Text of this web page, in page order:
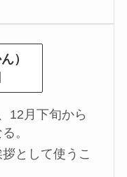
）
12月下旬から
。
として使うこ